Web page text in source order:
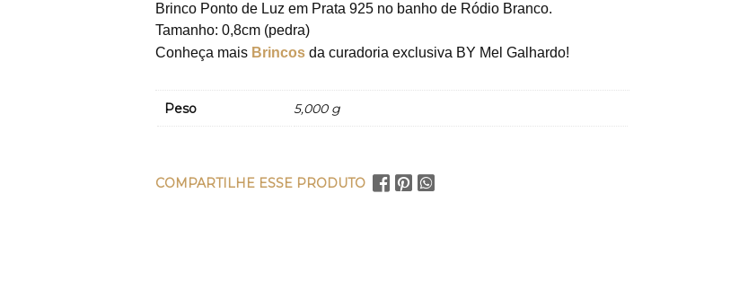
Brinco Ponto de Luz em Prata 925 no banho de Ródio Branco.
Tamanho: 0,8cm (pedra)
Conheça mais Brincos da curadoria exclusiva BY Mel Galhardo!
Peso 5,000 g
COMPARTILHE ESSE PRODUTO